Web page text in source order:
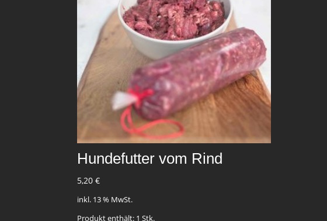
Hundefutter vom Rind
5,20 €
inkl. 13 % MwSt.
Produkt enthält: 1 Stk.